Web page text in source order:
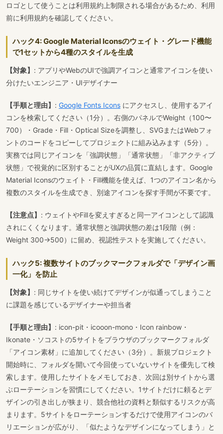
ロゴとして使うことは利用規約上制限される場合があるため、利用
前に利用規約を確認してください。
ハック4: Google Material Iconsのウェイト・グレード機能
で1セットから4種のスタイルを生成
【対象】 : アプリやWebのUIで強調アイコンと通常アイコンを使い
分けたいエンジニア・UIデザイナー
【手順と理由】 : Google Fonts Icons にアクセスし、使用するアイ
コンを検索してください（1分）。右側のパネルでWeight（100〜
700）・Grade・Fill・Optical Sizeを調整し、SVGまたはWebフォ
ントのコードをコピーしてプロジェクトに組み込みます（5分）。
実務では同じアイコンを「強調状態」「通常状態」「非アクティブ
状態」で視覚的に区別することがUXの品質に直結します。Google
Material Iconsのウェイト・Fill機能を使えば、1つのアイコン名から
複数のスタイルを生成でき、別途アイコンを探す手間が不要です。
【注意点】 : ウェイトやFillを変えすぎると同一アイコンとして認識
されにくくなります。通常状態と強調状態の差は1段階（例：
Weight 300→500）に留め、視認性テストを実施してください。
ハック5: 複数サイトのブックマークフォルダで「デザイン画
一化」を防止
【対象】 : 同じサイトを使い続けてデザインが似通ってしまうこと
に課題を感じているデザイナーや担当者
【手順と理由】 : icon-pit・icooon-mono・Icon rainbow・
Ikonate・ソコストの5サイトをブラウザのブックマークフォルダ
「アイコン素材」に追加してください（3分）。新規プロジェクト
開始時に、フォルダを開いて今回使っていないサイトを優先して検
索します。使用したサイトをメモしておき、次回は別サイトから選
ぶローテーションを習慣にしてください。1サイトだけに頼るとデ
ザインの引き出しが狭まり、競合他社の資料と類似するリスクが高
まります。5サイトをローテーションするだけで使用アイコンのバ
リエーションが広がり、「似たようなデザインになってしまう」と